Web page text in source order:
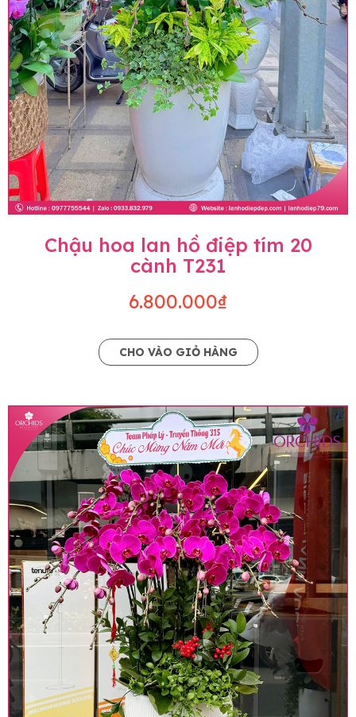
Chậu hoa lan hồ điệp tím 20
cành T231
6.800.000₫
CHO VÀO GIỎ HÀNG